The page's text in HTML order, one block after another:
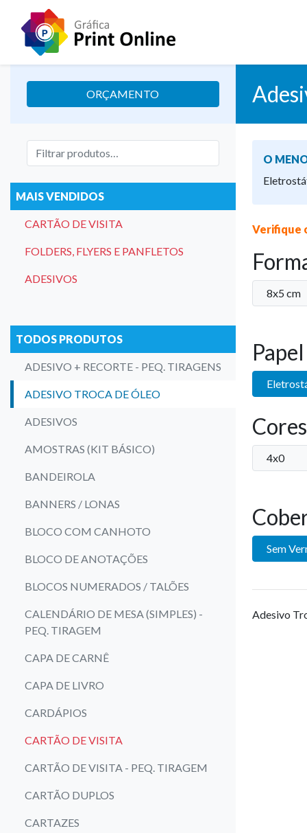
ORÇAMENTO
MAIS VENDIDOS
CARTÃO DE VISITA
FOLDERS, FLYERS E PANFLETOS
ADESIVOS
TODOS PRODUTOS
ADESIVO + RECORTE - PEQ. TIRAGENS
ADESIVO TROCA DE ÓLEO
ADESIVOS
AMOSTRAS (KIT BÁSICO)
BANDEIROLA
BANNERS / LONAS
BLOCO COM CANHOTO
BLOCO DE ANOTAÇÕES
BLOCOS NUMERADOS / TALÕES
CALENDÁRIO DE MESA (SIMPLES) -
PEQ. TIRAGEM
CAPA DE CARNÊ
CAPA DE LIVRO
CARDÁPIOS
CARTÃO DE VISITA
CARTÃO DE VISITA - PEQ. TIRAGEM
CARTÃO DUPLOS
CARTAZES
O
Verifique
8x5 cm
Papel
Cores
4x0
Sem
Adesivo